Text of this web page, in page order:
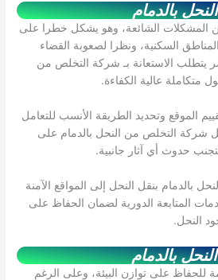
بالدمام
المشكلات الشائعة، وهو يشكل خطرا على
السكنية، ونظرا لصعوبة القضاء
يتطلب الاستعانة بـ شركة التخلص من
متكاملة عالية الكفاءة.
الموقع وتحديد الطريقة الأنسب للتعامل
التخلص من النحل بالدمام على
حدوث أي آثار جانبية.
بالدمام بنقل النحل إلى المواقع الآمنة
المتابعة الدورية لضمان الحفاظ على
النحل.
بالدمام
للحفاظ على توازن البيئة، وعلى الرغم